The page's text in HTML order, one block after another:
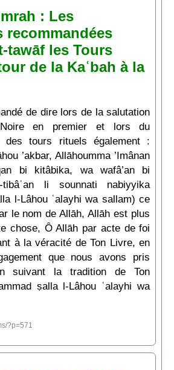
: Les
recommandées
tawāf les Tours
de la Kaʿbah à la
de dire lors de la salutation
en premier et lors du
des tours rituels également :
’akbar, Allāhoumma ’Imânan
bi kitâbika, wa wafâ’an bi
li sounnati nabiyyika
l-Lâhou ʿalayhi wa sallam) ce
le nom de Allāh, Allāh est plus
chose, Ô Allāh par acte de foi
à la véracité de Ton Livre, en
que nous avons pris
suivant la tradition de Ton
ṣalla l-Lâhou ʿalayhi wa
?p=571